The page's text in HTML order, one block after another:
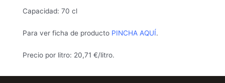
Capacidad: 70 cl
Para ver ficha de producto PINCHA AQUÍ.
Precio por litro: 20,71 €/litro.